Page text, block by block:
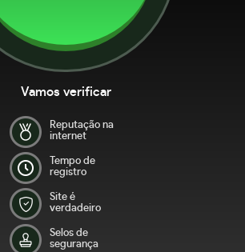
Vamos verificar
Reputação na
internet
Tempo de
registro
Site é
verdadeiro
Selos de
segurança